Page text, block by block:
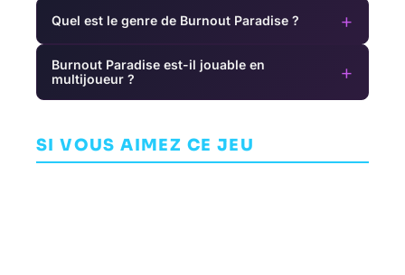
Quel est le genre de Burnout Paradise ? +
Burnout Paradise est-il jouable en
multijoueur ?
+
SI VOUS AIMEZ CE JEU
BUILD A ROCKET
Blood Dragon